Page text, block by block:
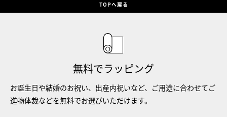
TOPへ戻る
無料でラッピング
お誕生日や結婚のお祝い、出産内祝いなど、ご用途に合わせてご
進物体裁などを無料でお選びいただけます。